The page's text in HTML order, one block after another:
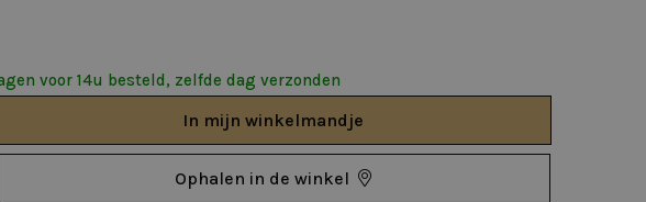
voor 14u besteld, zelfde dag verzonden
In mijn winkelmandje
Ophalen in de winkel